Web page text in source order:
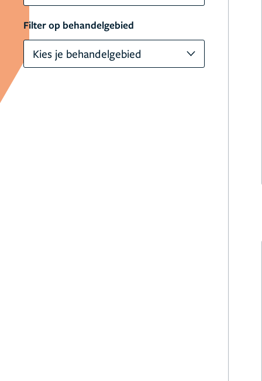
Filter op behandelgebied
Kies je behandelgebied